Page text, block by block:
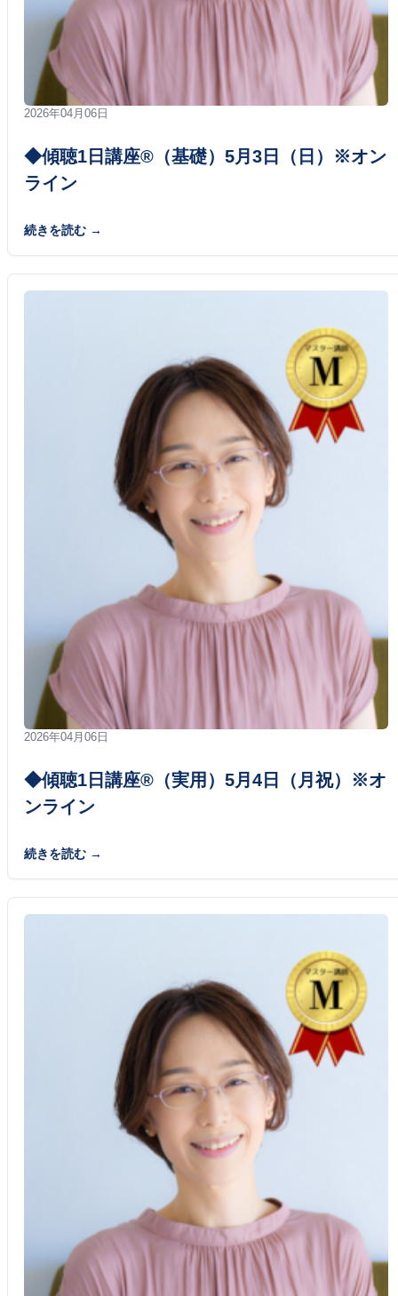
2026年04月06日
◆傾聴1日講座®（基礎）5月3日（日）※オン
ライン
続きを読む
2026年04月06日
◆傾聴1日講座®（実用）5月4日（月祝）※オ
ンライン
続きを読む